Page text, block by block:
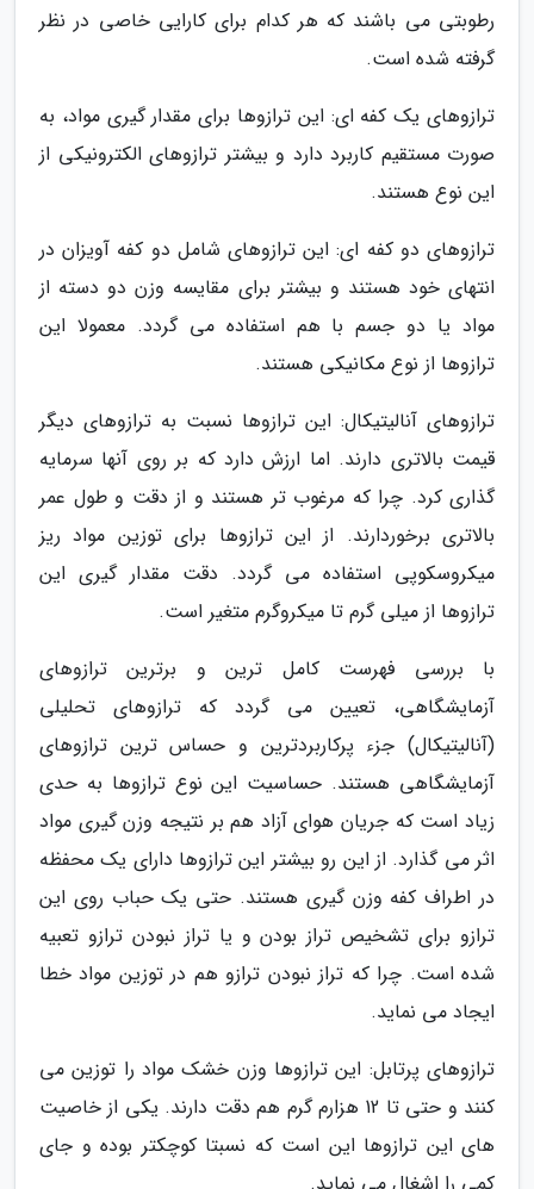
رطوبتی می باشند که هر کدام برای کارایی خاصی در نظر
گرفته شده است.
ترازوهای یک کفه ای: این ترازوها برای مقدار گیری مواد، به
صورت مستقیم کاربرد دارد و بیشتر ترازوهای الکترونیکی از
این نوع هستند.
ترازوهای دو کفه ای: این ترازوهای شامل دو کفه آویزان در
انتهای خود هستند و بیشتر برای مقایسه وزن دو دسته از
مواد یا دو جسم با هم استفاده می گردد. معمولا این
ترازوها از نوع مکانیکی هستند.
ترازوهای آنالیتیکال: این ترازوها نسبت به ترازوهای دیگر
قیمت بالاتری دارند. اما ارزش دارد که بر روی آنها سرمایه
گذاری کرد. چرا که مرغوب تر هستند و از دقت و طول عمر
بالاتری برخوردارند. از این ترازوها برای توزین مواد ریز
میکروسکوپی استفاده می گردد. دقت مقدار گیری این
ترازوها از میلی گرم تا میکروگرم متغیر است.
با بررسی فهرست کامل ترین و برترین ترازوهای
آزمایشگاهی، تعیین می گردد که ترازوهای تحلیلی
(آنالیتیکال) جزء پرکاربردترین و حساس ترین ترازوهای
آزمایشگاهی هستند. حساسیت این نوع ترازوها به حدی
زیاد است که جریان هوای آزاد هم بر نتیجه وزن گیری مواد
اثر می گذارد. از این رو بیشتر این ترازوها دارای یک محفظه
در اطراف کفه وزن گیری هستند. حتی یک حباب روی این
ترازو برای تشخیص تراز بودن و یا تراز نبودن ترازو تعبیه
شده است. چرا که تراز نبودن ترازو هم در توزین مواد خطا
ایجاد می نماید.
ترازوهای پرتابل: این ترازوها وزن خشک مواد را توزین می
کنند و حتی تا 12 هزارم گرم هم دقت دارند. یکی از خاصیت
های این ترازوها این است که نسبتا کوچکتر بوده و جای